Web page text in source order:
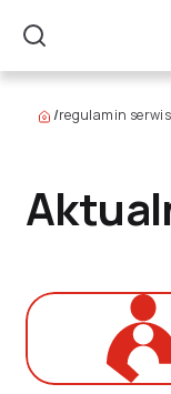
Szukaj
/regulamin